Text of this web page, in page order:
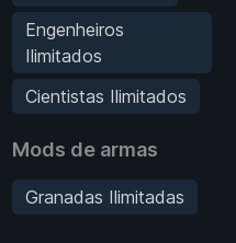
Engenheiros
Ilimitados
Cientistas Ilimitados
Mods de armas
Granadas Ilimitadas